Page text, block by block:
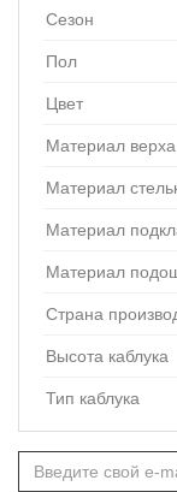
Сезон
Пол
Цвет
Материал верха
Материал
Материал
Материал
Страна
Высота каблука
Тип каблука